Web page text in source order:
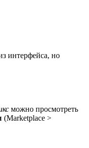
интерфейса, но
можно просмотреть
(Marketplace >